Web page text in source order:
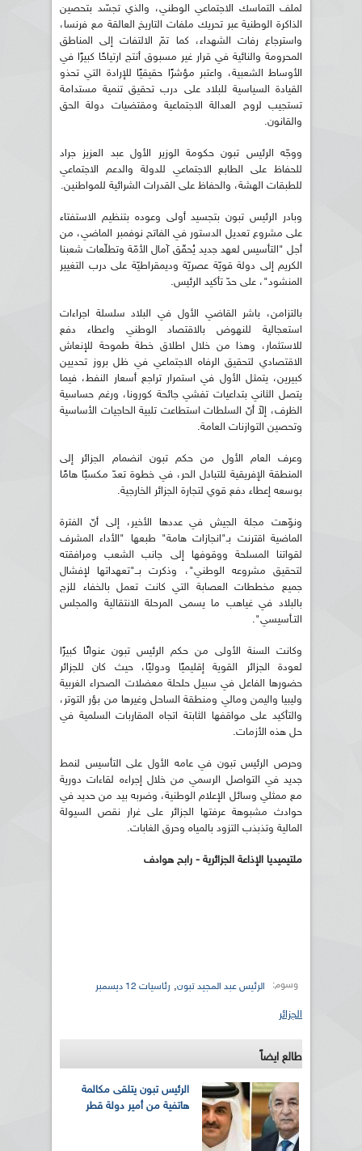
لملف التماسك الاجتماعي الوطني، والذي تجسّد بتحصين
الذاكرة الوطنية عبر تحريك ملفات التاريخ العالقة مع فرنسا،
واسترجاع رفات الشهداء، كما تمّ الالتفات إلى المناطق
المحرومة والنائية في قرار غير مسبوق أنتج ارتياحًا كبيرًا في
الأوساط الشعبية، واعتبر مؤشرًا حقيقيًا للإرادة التي تحذو
القيادة السياسية للبلاد على درب تحقيق تنمية مستدامة
تستجيب لروح العدالة الاجتماعية ومقتضيات دولة الحق
والقانون.
ووجّه الرئيس تبون حكومة الوزير الأول عبد العزيز جراد
للحفاظ على الطابع الاجتماعي للدولة والدعم الاجتماعي
للطبقات الهشة، والحفاظ على القدرات الشرائية للمواطنين.
وبادر الرئيس تبون بتجسيد أولى وعوده بتنظيم الاستفتاء
على مشروع تعديل الدستور في الفاتح نوفمبر الماضي، من
أجل "التأسيس لعهد جديد يُحقّق آمال الأمّة وتطلّعات شعبنا
الكريم إلى دولة قويّة عصريّة وديمقراطيّة على درب التغيير
المنشود"، على حدّ تأكيد الرئيس.
بالتزامن، باشر القاضي الأول في البلاد سلسلة اجراءات
استعجالية للنهوض بالاقتصاد الوطني واعطاء دفع
للاستثمار، وهذا من خلال اطلاق خطة طموحة للإنعاش
الاقتصادي لتحقيق الرفاه الاجتماعي في ظل بروز تحديين
كبيرين، يتمثل الأول في استمرار تراجع أسعار النفط، فيما
يتصل الثاني بتداعيات تفشي جائحة كورونا، ورغم حساسية
الظرف، إلاّ أنّ السلطات استطاعت تلبية الحاجيات الأساسية
وتحصين التوازنات العامة.
وعرف العام الأول من حكم تبون انضمام الجزائر إلى
المنطقة الإفريقية للتبادل الحر، في خطوة تعدّ مكسبًا هامًا
بوسعه إعطاء دفع قوي لتجارة الجزائر الخارجية.
ونوّهت مجلة الجيش في عددها الأخير، إلى أنّ الفترة
الماضية اقترنت بـ"انجازات هامة" طبعها "الأداء المشرف
لقواتنا المسلحة ووقوفها إلى جانب الشعب ومرافقته
لتحقيق مشروعه الوطني"، وذكرت بــ"تعهداتها لإفشال
جميع مخططات العصابة التي كانت تعمل بالخفاء للزج
بالبلاد في غياهب ما يسمى المرحلة الانتقالية والمجلس
التـأسيسي".
وكانت السنة الأولى من حكم الرئيس تبون عنوانًا كبيرًا
لعودة الجزائر القوية إقليميًا ودوليًا، حيث كان للجزائر
حضورها الفاعل في سبيل حلحلة معضلات الصحراء الغربية
وليبيا واليمن ومالي ومنطقة الساحل وغيرها من بؤر التوتر،
والتأكيد على مواقفها الثابتة اتجاه المقاربات السلمية في
حل هذه الأزمات.
وحرص الرئيس تبون في عامه الأول على التأسيس لنمط
جديد في التواصل الرسمي من خلال إجراءه لقاءات دورية
مع ممثلي وسائل الإعلام الوطنية، وضربه بيد من حديد في
حوادث مشبوهة عرفتها الجزائر على غرار نقص السيولة
المالية وتذبذب التزود بالمياه وحرق الغابات.
ملتيميديا الإذاعة الجزائرية - رابح هوادف
وسوم: الرئيس عبد المجيد تبون, رئاسيات 12 ديسمبر
الجزائر
طالع ايضاً
الرئيس تبون يتلقى مكالمة
هاتفية من أمير دولة قطر